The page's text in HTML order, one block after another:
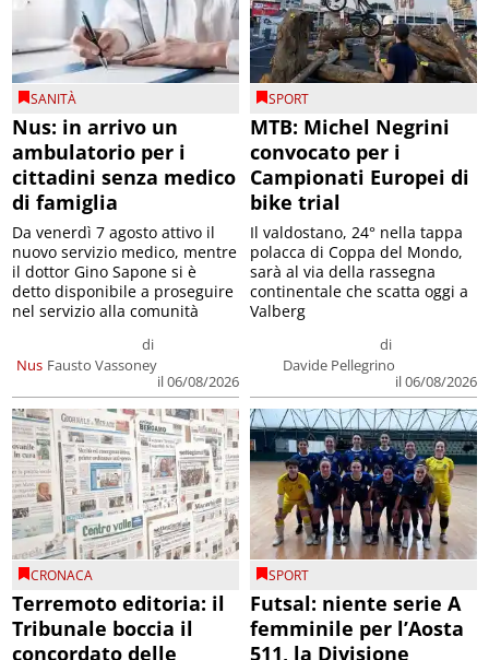
SANITÀ
Nus: in arrivo un
ambulatorio per i
cittadini senza medico
di famiglia
Nus
di
Fausto Vassoney
il 06/08/2026
Da venerdì 7 agosto attivo il
nuovo servizio medico, mentre
il dottor Gino Sapone si è
detto disponibile a proseguire
nel servizio alla comunità
SPORT
MTB: Michel Negrini
convocato per i
Campionati Europei di
bike trial
di
Davide Pellegrino
il 06/08/2026
Il valdostano, 24° nella tappa
polacca di Coppa del Mondo,
sarà al via della rassegna
continentale che scatta oggi a
Valberg
CRONACA
Terremoto editoria: il
Tribunale boccia il
concordato delle
SPORT
Futsal: niente serie A
femminile per l’Aosta
511, la Divisione